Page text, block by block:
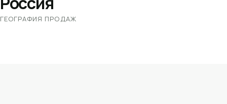
ГЕОГРАФИЯ ПРОДАЖ